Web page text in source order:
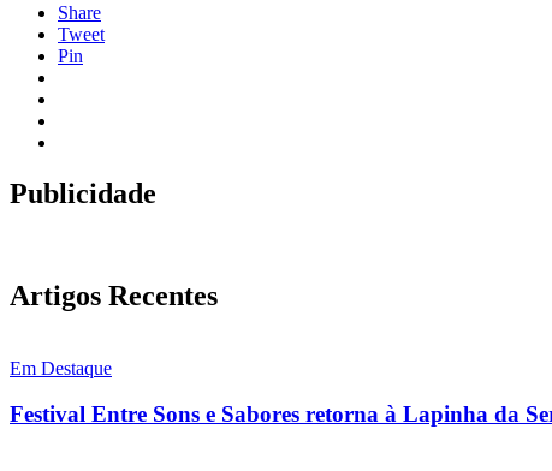
Share
Tweet
Pin
Publicidade
Artigos Recentes
Em Destaque
Festival Entre Sons e Sabores retorna à Lapinha da